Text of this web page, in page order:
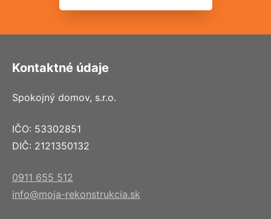
Kontaktné údaje
Spokojný domov, s.r.o.
IČO: 53302851
DIČ: 2121350132
0911 655 512
info@moja-rekonstrukcia.sk